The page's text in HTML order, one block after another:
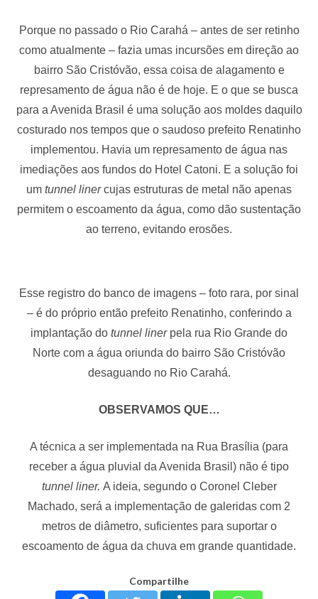
Porque no passado o Rio Carahá – antes de ser retinho
como atualmente – fazia umas incursões em direção ao
bairro São Cristóvão, essa coisa de alagamento e
represamento de água não é de hoje. E o que se busca
para a Avenida Brasil é uma solução aos moldes daquilo
costurado nos tempos que o saudoso prefeito Renatinho
implementou. Havia um represamento de água nas
imediações aos fundos do Hotel Catoni. E a solução foi
um tunnel linercujas estruturas de metal não apenas
permitem o escoamento da água, como dão sustentação
ao terreno, evitando erosões.
Esse registro do banco de imagens – foto rara, por sinal
– é do próprio então prefeito Renatinho, conferindo a
implantação do tunnel linerpela rua Rio Grande do
Norte com a água oriunda do bairro São Cristóvão
desaguando no Rio Carahá.
OBSERVAMOS QUE…
A técnica a ser implementada na Rua Brasília (para
receber a água pluvial da Avenida Brasil) não é tipo
tunnel liner. A ideia, segundo o Coronel Cleber
Machado, será a implementação de galeridas com 2
metros de diâmetro, suficientes para suportar o
escoamento de água da chuva em grande quantidade.
Compartilhe